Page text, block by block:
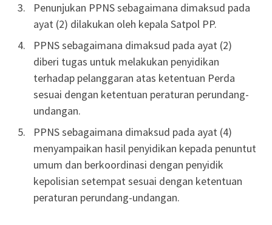
Penunjukan PPNS sebagaimana dimaksud pada
ayat (2) dilakukan oleh kepala Satpol PP.
PPNS sebagaimana dimaksud pada ayat (2)
diberi tugas untuk melakukan penyidikan
terhadap pelanggaran atas ketentuan Perda
sesuai dengan ketentuan peraturan perundang-
undangan.
PPNS sebagaimana dimaksud pada ayat (4)
menyampaikan hasil penyidikan kepada penuntut
umum dan berkoordinasi dengan penyidik
kepolisian setempat sesuai dengan ketentuan
peraturan perundang-undangan.